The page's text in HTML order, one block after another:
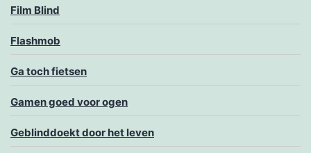
Film Blind
Flashmob
Ga toch fietsen
Gamen goed voor ogen
Geblinddoekt door het leven